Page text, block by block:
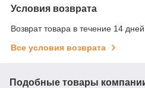
Условия возврата
Возврат товара в течение 14
Все условия возврата
Подобные товары